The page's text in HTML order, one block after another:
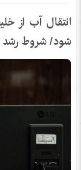
انتقال آب از
شود/ شروط رشد